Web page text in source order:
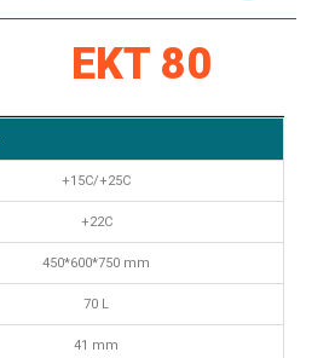
EKT 80
+15C/+25C
+22C
450*600*750 mm
70 L
41 mm